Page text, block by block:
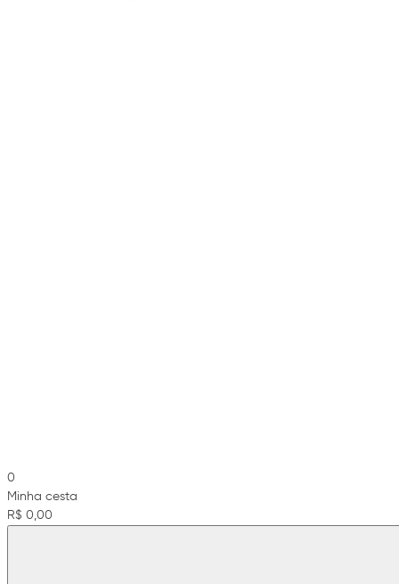
0
Minha cesta
R$ 0,00